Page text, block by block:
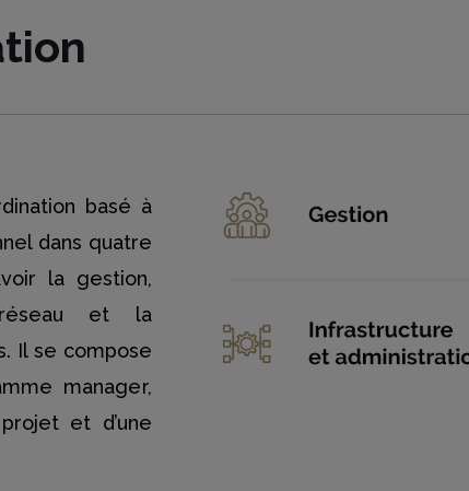
basé à
dans quatre
la gestion,
réseau et la
Il se compose
manager,
et d’une